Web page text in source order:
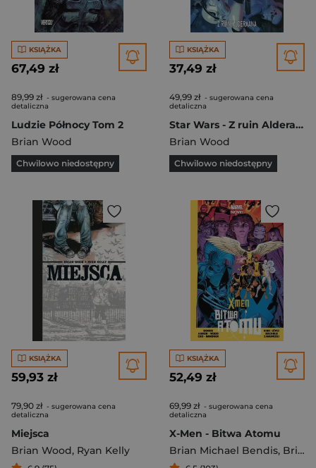
KSIĄŻKA
67,49 zł
89,99 zł - sugerowana cena
detaliczna
Ludzie Północy Tom 2
Brian Wood
Chwilowo niedostępny
KSIĄŻKA
37,49 zł
49,99 zł - sugerowana cena
detaliczna
Star Wars - Z ruin Alderaana Star Wars Legendy
Brian Wood
Chwilowo niedostępny
KSIĄŻKA
59,93 zł
79,90 zł - sugerowana cena
detaliczna
Miejsca
Brian Wood, Ryan Kelly
KSIĄŻKA
52,49 zł
69,99 zł - sugerowana cena
detaliczna
X-Men - Bitwa Atomu
Brian Michael Bendis, Brian Wood